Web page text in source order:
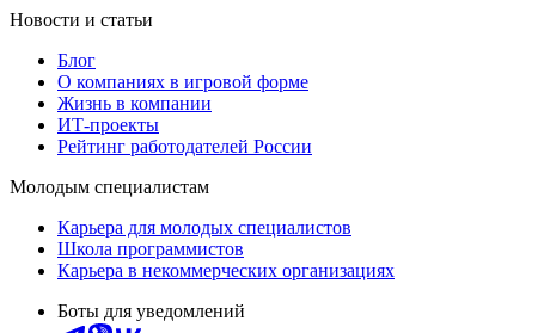
Новости и статьи
Блог
О компаниях в игровой форме
Жизнь в компании
ИТ-проекты
Рейтинг работодателей России
Молодым специалистам
Карьера для молодых специалистов
Школа программистов
Карьера в некоммерческих организациях
Боты для уведомлений